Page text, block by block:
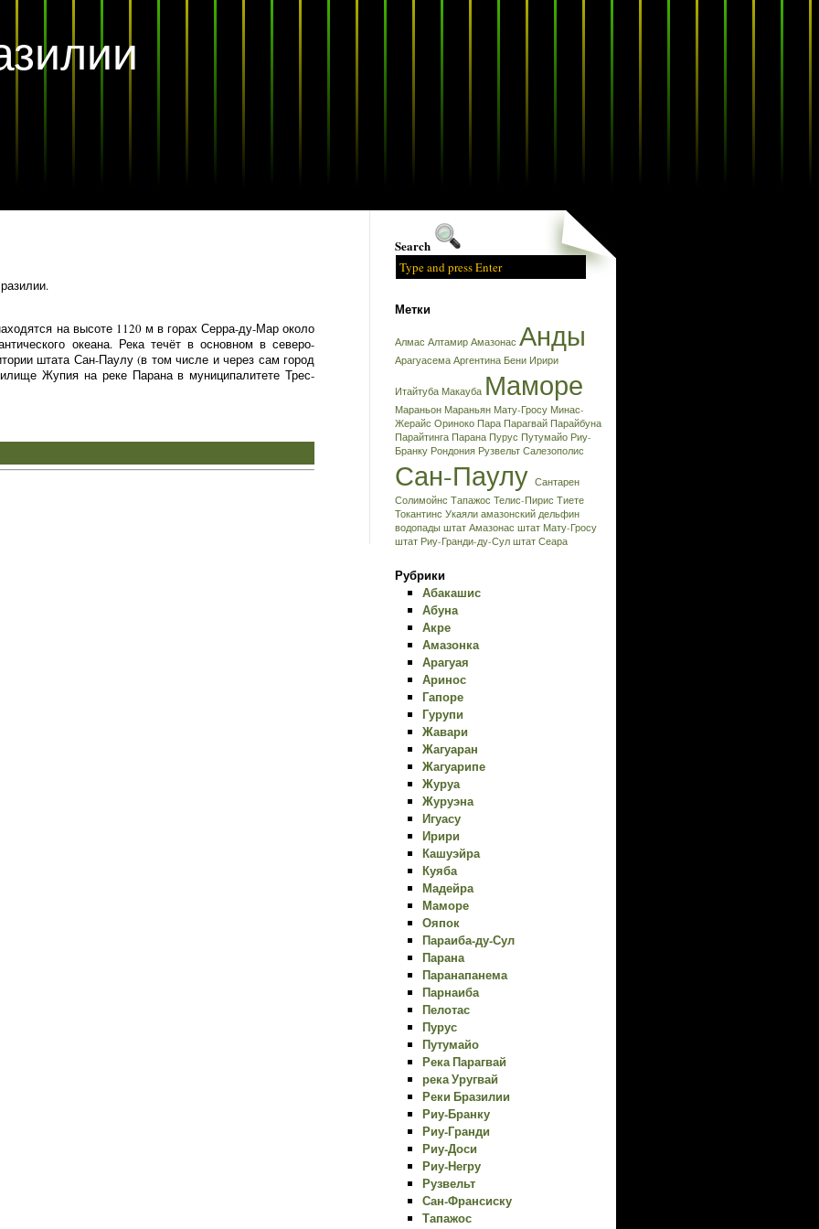
на высоте 1120 м в горах Серра-ду-Мар около
океана. Река течёт в основном в северо-
штата Сан-Паулу (в том числе и через сам город
Жупия на реке Парана в муниципалитете Трес-
Search
Метки
Алмас Алтамир Амазонас Анды
Арагуасема Аргентина Бени Ирири
Итайтуба Макауба Маморе
Мараньон Мараньян Мату-Гросу Минас-
Жерайс Ориноко Пара Парагвай Парайбуна
Парайтинга Парана Пурус Путумайо Риу-
Бранку Рондония Рузвельт Салезополис
Сан-Паулу Сантарен
Солимойнс Тапажос Телис-Пирис Тиете
Токантинс Укаяли амазонский дельфин
водопады штат Амазонас штат Мату-Гросу
штат Риу-Гранди-ду-Сул штат Сеара
Рубрики
Абакашис
Абуна
Акре
Амазонка
Арагуая
Аринос
Гапоре
Гурупи
Жавари
Жагуаран
Жагуарипе
Журуа
Журуэна
Игуасу
Ирири
Кашуэйра
Куяба
Мадейра
Маморе
Ояпок
Параиба-ду-Сул
Парана
Паранапанема
Парнаиба
Пелотас
Пурус
Путумайо
Река Парагвай
река Уругвай
Реки Бразилии
Риу-Бранку
Риу-Гранди
Риу-Доси
Риу-Негру
Рузвельт
Сан-Франсиску
Тапажос